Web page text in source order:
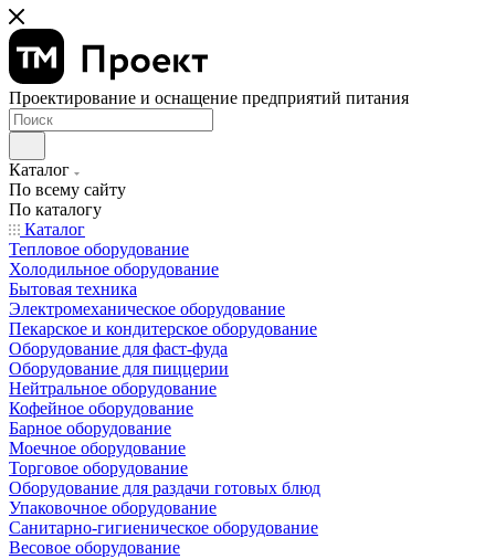
Проектирование и оснащение предприятий питания
Каталог
По всему сайту
По каталогу
Каталог
Тепловое оборудование
Холодильное оборудование
Бытовая техника
Электромеханическое оборудование
Пекарское и кондитерское оборудование
Оборудование для фаст-фуда
Оборудование для пиццерии
Нейтральное оборудование
Кофейное оборудование
Барное оборудование
Моечное оборудование
Торговое оборудование
Оборудование для раздачи готовых блюд
Упаковочное оборудование
Санитарно-гигиеническое оборудование
Весовое оборудование